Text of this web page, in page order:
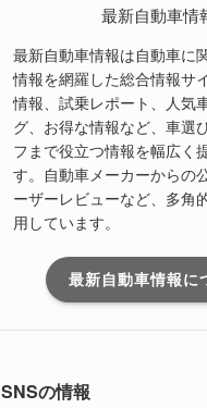
最新自動車情
最新自動車情報は自動車に
情報を網羅した総合情報サ
情報、試乗レポート、人気
グ、お得な情報など、車選
フまで役立つ情報を幅広く
す。自動車メーカーからの
ーザーレビューなど、多角
用しています。
最新自動車情報に
SNSの情報